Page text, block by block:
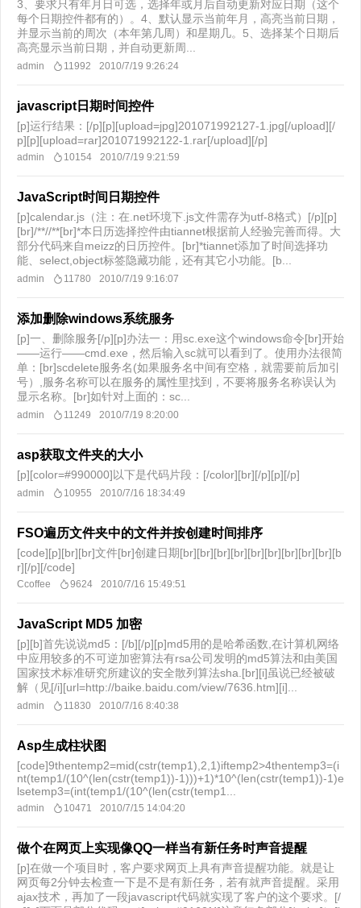
3、要求只有年月日可选，选择年或月后自动更新对应日期（这个
每个日期控件都有的）。4、默认显示当前年月，高亮当前日期，
并显示当前的周次（本年第几周）和星期几。5、选择某个日期后
高亮显示当前日期，并自动更新周...
admin 11992 2010/7/19 9:26:24
javascript日期时间控件
[p]运行结果：[/p][p][upload=jpg]201071992127-1.jpg[/upload][/
p][p][upload=rar]201071992122-1.rar[/upload][/p]
admin 10154 2010/7/19 9:21:59
JavaScript时间日期控件
[p]calendar.js（注：在.net环境下.js文件需存为utf-8格式）[/p][p]
[br]/**//**[br]*本日历选择控件由tiannet根据前人经验完善而得。大
部分代码来自meizz的日历控件。[br]*tiannet添加了时间选择功
能、select,object标签隐藏功能，还有其它小功能。[b...
admin 11780 2010/7/19 9:16:07
添加删除windows系统服务
[p]一、删除服务[/p][p]办法一：用sc.exe这个windows命令[br]开始
——运行——cmd.exe，然后输入sc就可以看到了。使用办法很简
单：[br]scdelete服务名(如果服务名中间有空格，就需要前后加引
号）,服务名称可以在服务的属性里找到，不要将服务名称误认为
显示名称。[br]如针对上面的：sc...
admin 11249 2010/7/19 8:20:00
asp获取文件夹的大小
[p][color=#990000]以下是代码片段：[/color][br][/p][p][/p]
admin 10955 2010/7/16 18:34:49
FSO遍历文件夹中的文件并按创建时间排序
[code][p][br][br]文件[br]创建日期[br][br][br][br][br][br][br][br][br][b
r][/p][/code]
Ccoffee 9624 2010/7/16 15:49:51
JavaScript MD5 加密
[p][b]首先说说md5：[/b][/p][p]md5用的是哈希函数,在计算机网络
中应用较多的不可逆加密算法有rsa公司发明的md5算法和由美国
国家技术标准研究所建议的安全散列算法sha.[br][i]虽说已经被破
解（见[/i][url=http://baike.baidu.com/view/7636.htm][i]...
admin 11830 2010/7/16 8:40:38
Asp生成柱状图
[code]9thentemp2=mid(cstr(temp1),2,1)iftemp2>4thentemp3=(i
nt(temp1/(10^(len(cstr(temp1))-1)))+1)*10^(len(cstr(temp1))-1)e
lsetemp3=(int(temp1/(10^(len(cstr(temp1...
admin 10471 2010/7/15 14:04:20
做个在网页上实现像QQ一样当有新任务时声音提醒
[p]在做一个项目时，客户要求网页上具有声音提醒功能。就是让
网页每2分钟去检查一下是不是有新任务，若有就声音提醒。采用
ajax技术，再加了一段javascript代码就实现了客户的这个要求。[/